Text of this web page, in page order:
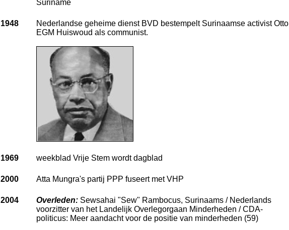
Suriname
1948
Nederlandse geheime dienst BVD bestempelt Surinaamse activist Otto
EGM Huiswoud als communist.
1969 weekblad Vrije Stem wordt dagblad
2000 Atta Mungra's partij PPP fuseert met VHP
2004 Overleden:Sewsahai "Sew" Rambocus, Surinaams / Nederlands
voorzitter van het Landelijk Overlegorgaan Minderheden / CDA-
politicus: Meer aandacht voor de positie van minderheden (59)